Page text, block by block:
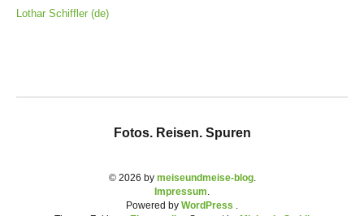
Lothar Schiffler (de)
Fotos. Reisen. Spuren
© 2026 by meiseundmeise-blog
Impressum
Powered by WordPress